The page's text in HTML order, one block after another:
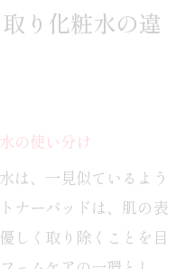
り化粧水の違
の使い分け
は、一見似ているよう
ナーパッドは、肌の表
しく取り除くことを目